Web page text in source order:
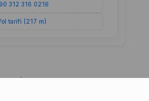
312 316 0216
tarifi (217 m)
İletişim SSS Site haritası